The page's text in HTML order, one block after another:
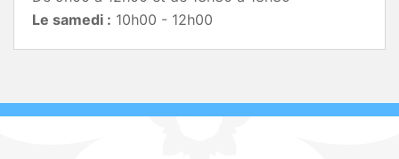
Le samedi : 10h00 - 12h00